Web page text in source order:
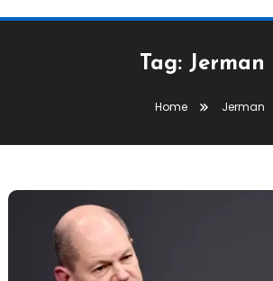
Tag: Jerman
Home Jerman